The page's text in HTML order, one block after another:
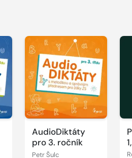
AudioDiktáty
pro 3. ročník
Petr Šulc
Přehrát
ukázku